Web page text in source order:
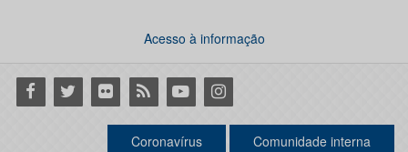
Acesso à informação
Facebook
Twitter Flickr RSS YoutubeInstagram
Coronavírus Comunidade interna